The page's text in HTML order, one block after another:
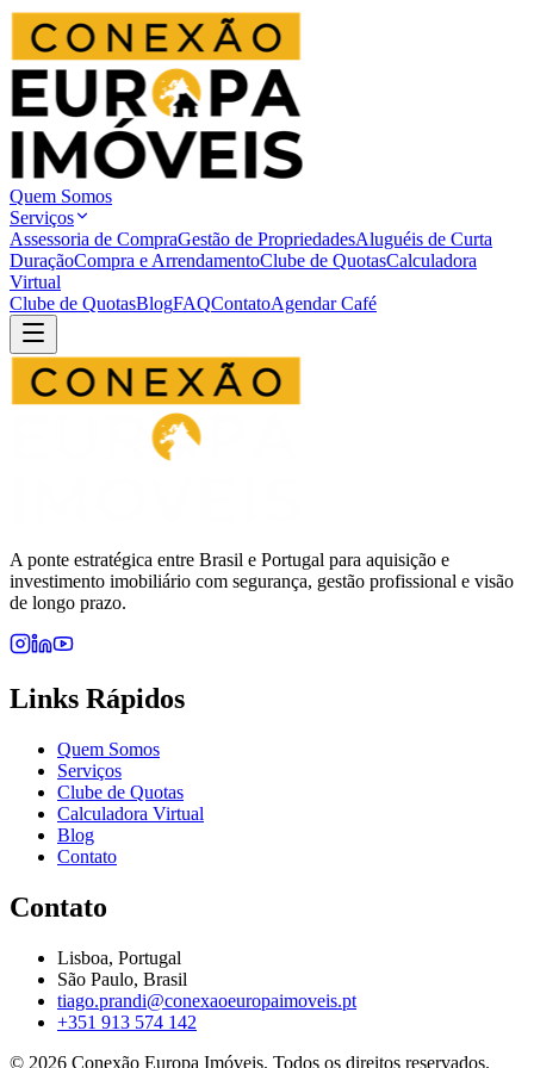
Quem Somos
Serviços
Assessoria de CompraGestão de PropriedadesAluguéis de Curta
DuraçãoCompra e ArrendamentoClube de QuotasCalculadora
Virtual
Clube de QuotasBlogFAQContatoAgendar Café
A ponte estratégica entre Brasil e Portugal para aquisição e
investimento imobiliário com segurança, gestão profissional e visão
de longo prazo.
Links Rápidos
Quem Somos
Serviços
Clube de Quotas
Calculadora Virtual
Blog
Contato
Contato
Lisboa, Portugal
São Paulo, Brasil
tiago.prandi@conexaoeuropaimoveis.pt
+351 913 574 142
© 2026 Conexão Europa Imóveis. Todos os direitos reservados.